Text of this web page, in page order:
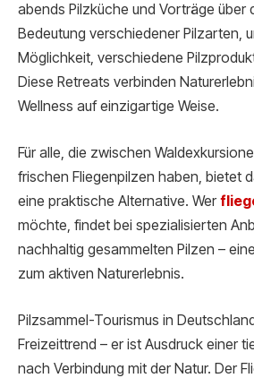
abends Pilzküche und Vorträge über
Bedeutung verschiedener Pilzarten,
Möglichkeit, verschiedene
Diese Retreats verbinden
Wellness auf einzigartige Weise.
Für alle, die zwischen
frischen Fliegenpilzen haben, bietet
eine praktische Alternative. Wer
möchte, findet bei spezialisierten
nachhaltig gesammelten Pilzen –
zum aktiven Naturerlebnis.
Pilzsammel-Tourismus in
Freizeittrend – er ist Ausdruck einer
nach Verbindung mit der Natur. Der